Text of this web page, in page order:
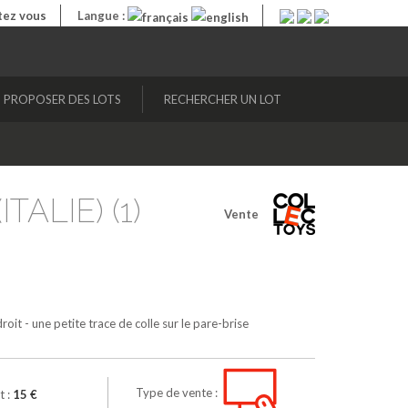
vous Langue :
PROPOSER DES LOTS RECHERCHER UN LOT
Vente
(1)
- une petite trace de colle sur le pare-brise
: 15 € Type de vente :